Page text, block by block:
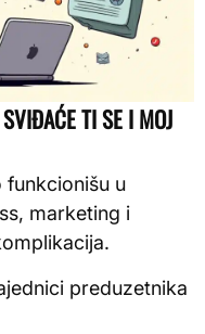
TI SE I MOJ
funkcionišu u
marketing i
preduzetnika